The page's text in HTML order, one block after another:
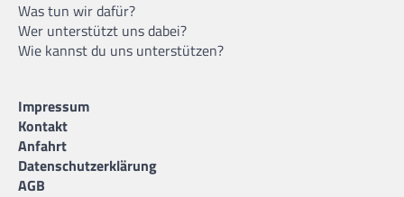
Was tun wir dafür?
Wer unterstützt uns dabei?
Wie kannst du uns unterstützen?
Impressum
Kontakt
Anfahrt
Datenschutzerklärung
AGB